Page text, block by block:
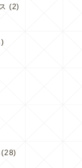
(2)
(28)